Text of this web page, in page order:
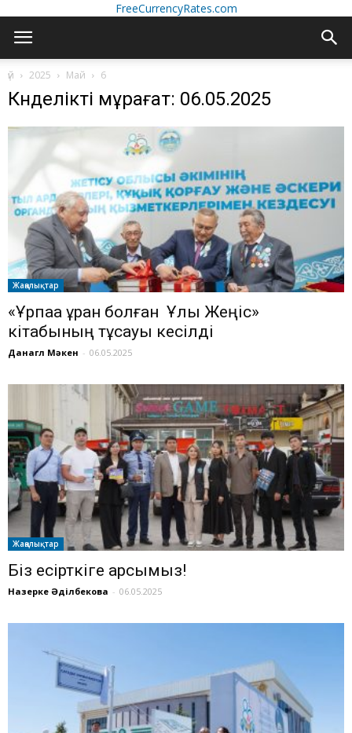
FreeCurrencyRates.com
үй 2025 Май 6
Күнделікті мұрағат: 06.05.2025
Жаңалықтар
«Ұрпаққа ұран болған Ұлы Жеңіс»
кітабының тұсауы кесілді
Данагүл Мәкен - 06.05.2025
Жаңалықтар
Біз есірткіге қарсымыз!
Назерке Әділбекова - 06.05.2025